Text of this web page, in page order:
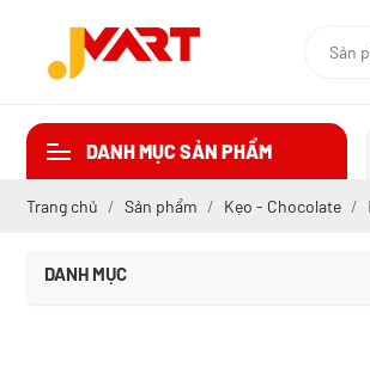
DANH MỤC SẢN PHẨM
Trang chủ Sản phẩm Kẹo - Chocolate
DANH MỤC